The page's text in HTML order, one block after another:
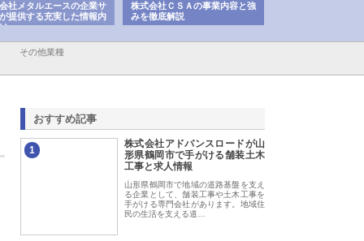
社メタルエースの企業サ
提供する充実した情報内
株式会社ＣＳＡの事業内容と強
みを徹底解説
その他業種
おすすめ記事
1
株式会社アドバンスロードが山
形県鶴岡市で手がける舗装土木
工事と求人情報
山形県鶴岡市で地域の道路基盤を支え
る企業として、舗装工事や土木工事を
手がける専門会社があります。地域住
民の生活を支える道…